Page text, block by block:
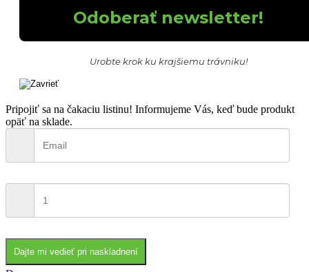
Urobte krok ku krajšiemu trávniku!
Pripojiť sa na čakaciu listinu! Informujeme Vás, keď bude produkt
opäť na sklade.
Dajte mi vedieť pri naskladnení